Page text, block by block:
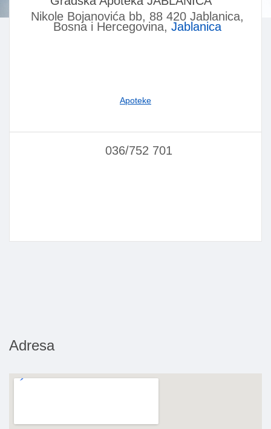
Nikole Bojanovića bb, 88 420 Jablanica,
Bosna i Hercegovina, Jablanica
Apoteke
036/752 701
Adresa